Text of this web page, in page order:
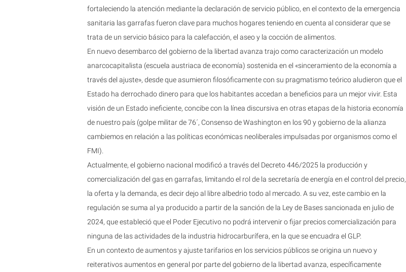
fortaleciendo la atención mediante la declaración de servicio público, en el contexto de la emergencia
sanitaria las garrafas fueron clave para muchos hogares teniendo en cuenta al considerar que se
trata de un servicio básico para la calefacción, el aseo y la cocción de alimentos.
En nuevo desembarco del gobierno de la libertad avanza trajo como caracterización un modelo
anarcocapitalista (escuela austriaca de economía) sostenida en el «sinceramiento de la economía a
través del ajuste», desde que asumieron filosóficamente con su pragmatismo teórico aludieron que el
Estado ha derrochado dinero para que los habitantes accedan a beneficios para un mejor vivir. Esta
visión de un Estado ineficiente, concibe con la línea discursiva en otras etapas de la historia economía
de nuestro país (golpe militar de 76´, Consenso de Washington en los 90 y gobierno de la alianza
cambiemos en relación a las políticas económicas neoliberales impulsadas por organismos como el
FMI).
Actualmente, el gobierno nacional modificó a través del Decreto 446/2025 la producción y
comercialización del gas en garrafas, limitando el rol de la secretaría de energía en el control del precio,
la oferta y la demanda, es decir dejo al libre albedrio todo al mercado. A su vez, este cambio en la
regulación se suma al ya producido a partir de la sanción de la Ley de Bases sancionada en julio de
2024, que estableció que el Poder Ejecutivo no podrá intervenir o fijar precios comercialización para
ninguna de las actividades de la industria hidrocarburífera, en la que se encuadra el GLP.
En un contexto de aumentos y ajuste tarifarios en los servicios públicos se origina un nuevo y
reiterativos aumentos en general por parte del gobierno de la libertad avanza, específicamente